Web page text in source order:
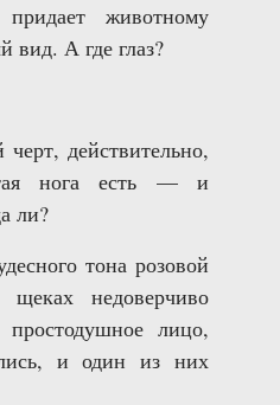
животному
вид. А где глаз?
действительно,
нога есть — и
ли?
тона розовой
недоверчиво
лицо,
и один из них